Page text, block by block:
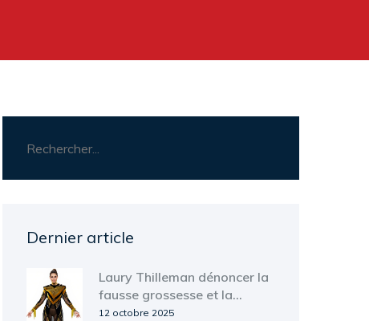
Dernier article
Laury Thilleman dénoncer la
fausse grossesse et la
pression maternelle
12 octobre 2025